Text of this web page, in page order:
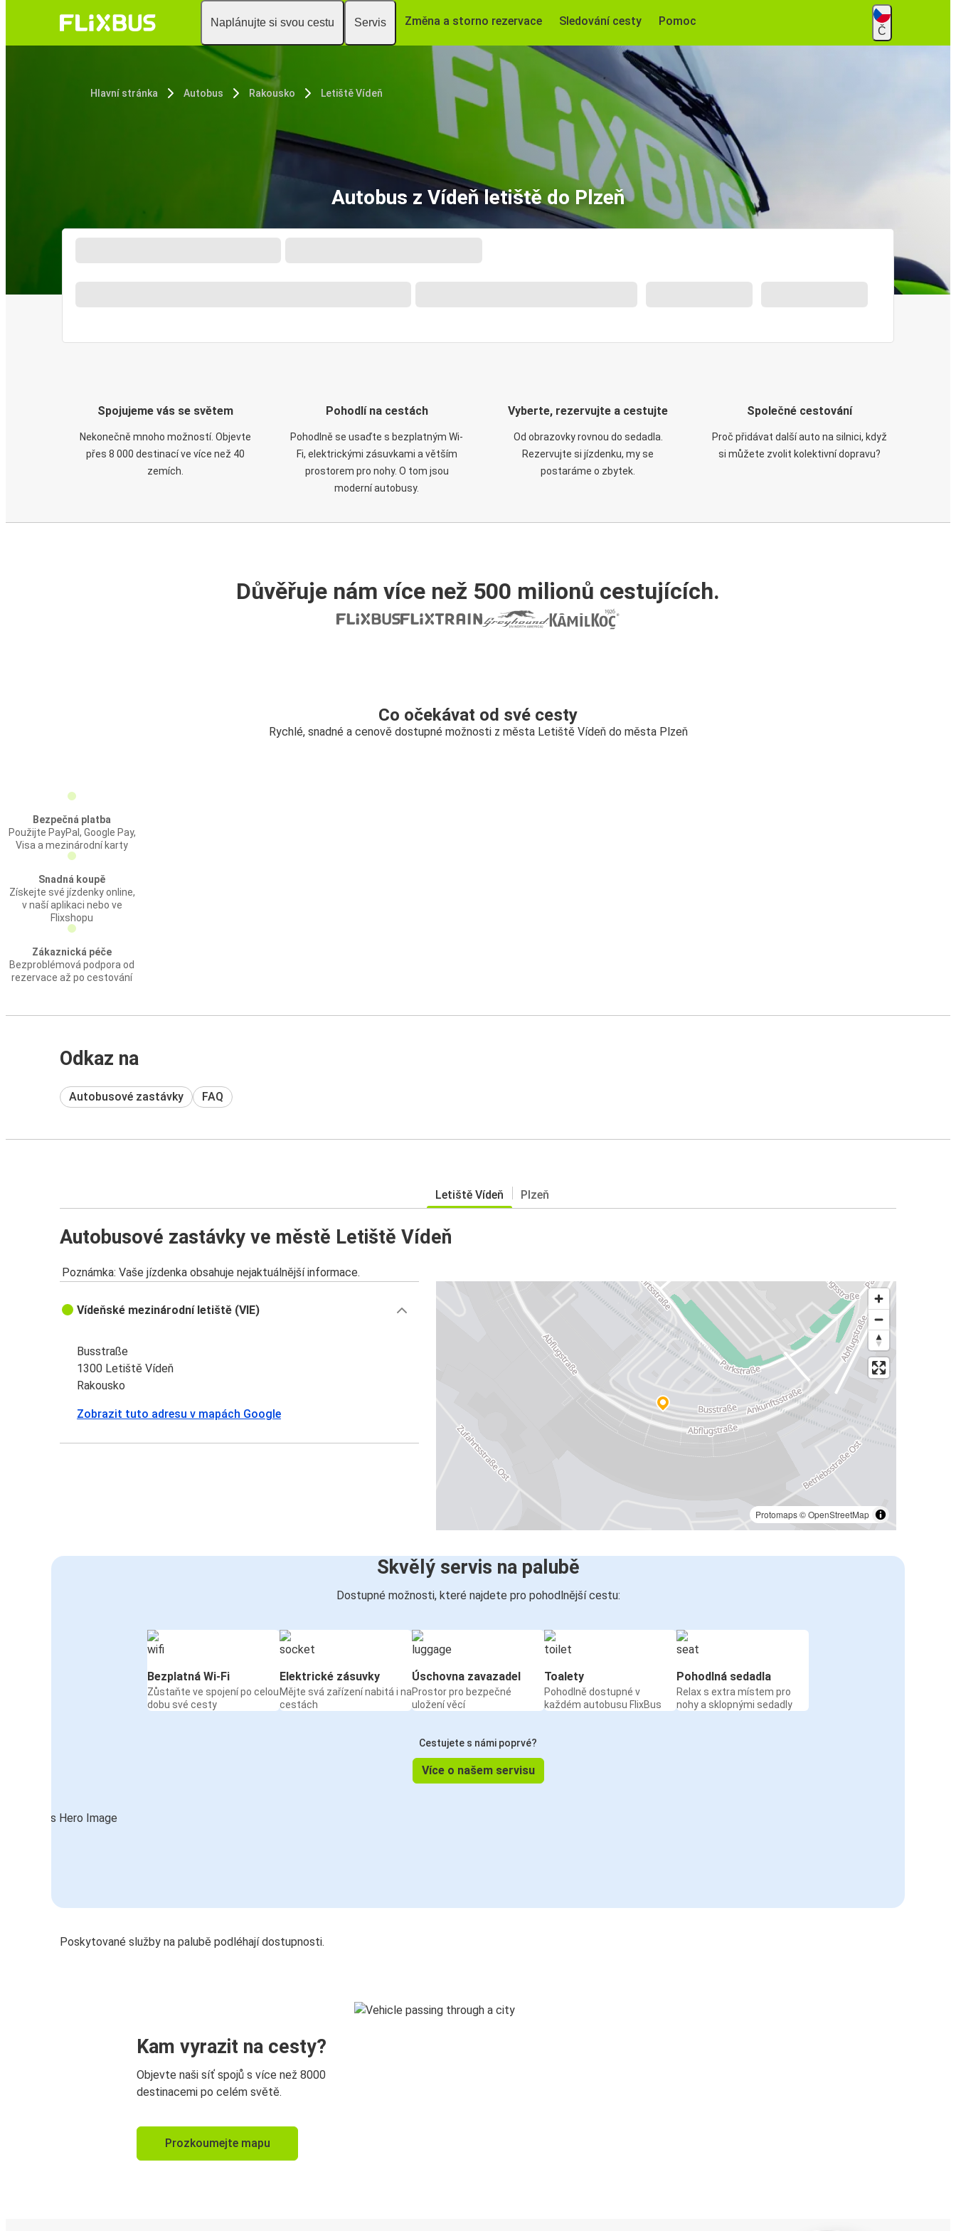
Naplánujte si svou cestu Servis Změna a storno rezervace Sledování cesty Pomoc
Č
Hlavní stránka Autobus Rakousko Letiště Vídeň
Autobus z Vídeň letiště do Plzeň
Spojujeme vás se světem
Nekonečně mnoho možností. Objevte
přes 8 000 destinací ve více než 40
zemích.
Pohodlí na cestách
Pohodlně se usaďte s bezplatným Wi-
Fi, elektrickými zásuvkami a větším
prostorem pro nohy. O tom jsou
moderní autobusy.
Vyberte, rezervujte a cestujte
Od obrazovky rovnou do sedadla.
Rezervujte si jízdenku, my se
postaráme o zbytek.
Společné cestování
Proč přidávat další auto na silnici, když
si můžete zvolit kolektivní dopravu?
Důvěřuje nám více než 500 milionů cestujících.
Co očekávat od své cesty
Rychlé, snadné a cenově dostupné možnosti z města Letiště Vídeň do města Plzeň
Bezpečná platba
Použijte PayPal, Google Pay,
Visa a mezinárodní karty
Snadná koupě
Získejte své jízdenky online,
v naší aplikaci nebo ve
Flixshopu
Zákaznická péče
Bezproblémová podpora od
rezervace až po cestování
Odkaz na
Autobusové zastávky FAQ
Letiště Vídeň Plzeň
Autobusové zastávky ve městě Letiště Vídeň
Poznámka: Vaše jízdenka obsahuje nejaktuálnější informace.
Protomaps©OpenStreetMap
Vídeňské mezinárodní letiště (VIE)
Busstraße
1300 Letiště Vídeň
Rakousko
Zobrazit tuto adresu v mapách Google
Skvělý servis na palubě
Dostupné možnosti, které najdete pro pohodlnější cestu:
Bezplatná Wi-Fi
Zůstaňte ve spojení po celou
dobu své cesty
Elektrické zásuvky
Mějte svá zařízení nabitá i na
cestách
Úschovna zavazadel
Prostor pro bezpečné
uložení věcí
Toalety
Pohodlně dostupné v
každém autobusu FlixBus
Pohodlná sedadla
Relax s extra místem pro
nohy a sklopnými sedadly
Cestujete s námi poprvé?
Více o našem servisu
Poskytované služby na palubě podléhají dostupnosti.
Kam vyrazit na cesty?
Objevte naši síť spojů s více než 8000
destinacemi po celém světě.
Prozkoumejte mapu